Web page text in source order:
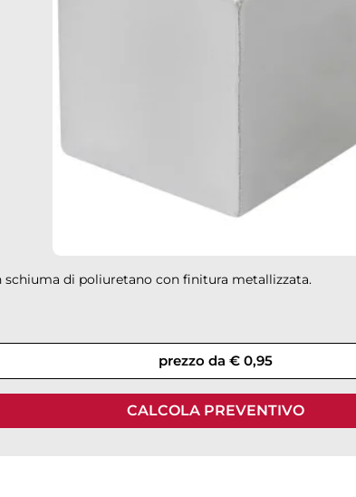
schiuma di poliuretano con finitura metallizzata.
prezzo da € 0,95
CALCOLA PREVENTIVO